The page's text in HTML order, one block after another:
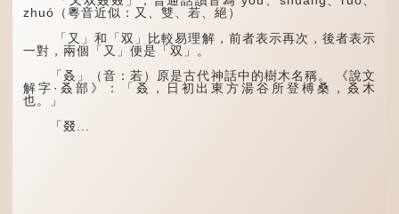
「運」是「運行」，生動地
描寫大暑的酷熱阻礙金氣流
轉。「大暑運金氣」以誇張
手法描寫炎熱阻滯了季節更
替。
「荊揚」指...
人衣帶以竊取錢物，是小偷
的舊稱。而「掱手」也就是
手多多，擅自拿別人東西的
意思了...
zhuó（粵音近似：又、雙、若、絕）
「又」和「双」比較易理解，前者表示再次，後者表示
一對，兩個「又」便是「双」。
「叒」（音：若）原是古代神話中的樹木名稱。 《說文
解字·叒部》：「叒，日初出東方湯谷所登榑桑，叒木
也。」
「叕...